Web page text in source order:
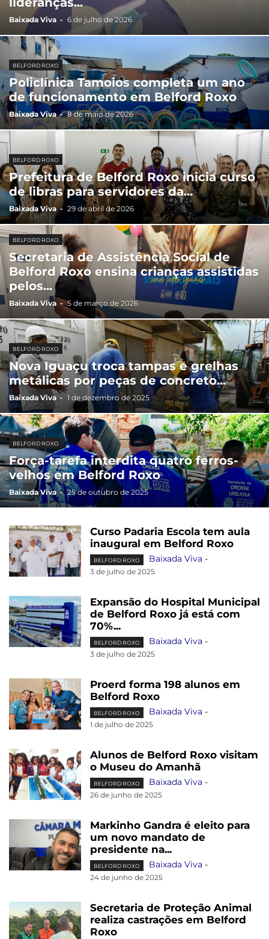
Baixada Viva - 6 de julho de 2026
BELFORD ROXO
Policlínica Tamoios completa um ano
de funcionamento em Belford Roxo
Baixada Viva - 8 de maio de 2026
BELFORD ROXO
Prefeitura de Belford Roxo inicia curso
de libras para servidores da...
Baixada Viva - 29 de abril de 2026
BELFORD ROXO
Secretaria de Assistência Social de
Belford Roxo ensina crianças assistidas
pelos...
Baixada Viva - 5 de março de 2026
BELFORD ROXO
Nova Iguaçu troca tampas e grelhas
metálicas por peças de concreto...
Baixada Viva - 1 de dezembro de 2025
BELFORD ROXO
Força-tarefa interdita quatro ferros-
velhos em Belford Roxo
Baixada Viva - 25 de outubro de 2025
Curso Padaria Escola tem aula
inaugural em Belford Roxo
BELFORD ROXO Baixada Viva -
3 de julho de 2025
Expansão do Hospital Municipal
de Belford Roxo já está com
70%...
BELFORD ROXO Baixada Viva -
3 de julho de 2025
Proerd forma 198 alunos em
Belford Roxo
BELFORD ROXO Baixada Viva -
1 de julho de 2025
Alunos de Belford Roxo visitam
o Museu do Amanhã
BELFORD ROXO Baixada Viva -
26 de junho de 2025
Markinho Gandra é eleito para
um novo mandato de
presidente na...
BELFORD ROXO Baixada Viva -
24 de junho de 2025
Secretaria de Proteção Animal
realiza castrações em Belford
Roxo